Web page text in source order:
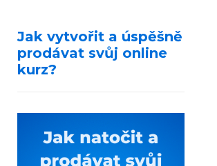
Jak vytvořit a úspěšně
prodávat svůj online
kurz?